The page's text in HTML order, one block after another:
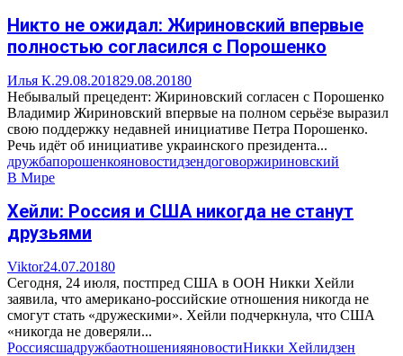
Никто не ожидал: Жириновский впервые
полностью согласился с Порошенко
Илья К.29.08.201829.08.20180
Небывалый прецедент: Жириновский согласен с Порошенко
Владимир Жириновский впервые на полном серьёзе выразил
свою поддержку недавней инициативе Петра Порошенко.
Речь идёт об инициативе украинского президента...
дружбапорошенкояновостидзендоговоржириновский
В Мире
Хейли: Россия и США никогда не станут
друзьями
Viktor24.07.20180
Сегодня, 24 июля, постпред США в ООН Никки Хейли
заявила, что американо-российские отношения никогда не
смогут стать «дружескими». Хейли подчеркнула, что США
«никогда не доверяли...
РоссиясшадружбаотношенияяновостиНикки Хейлидзен